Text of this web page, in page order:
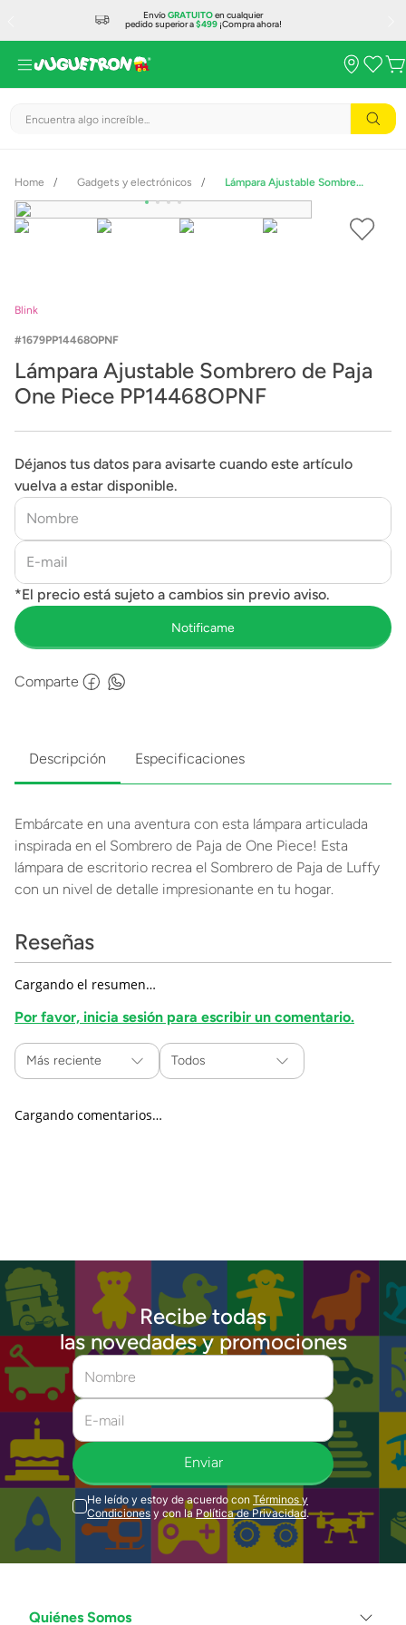
EnvíoGRATUITOen cualquier
pedido superior a$499¡Compra ahora!
Encuentra algo increíble...
Gadgets y electrónicos Lámpara Ajustable Sombrero de Paja One Piece PP14468OPNF
Blink
1679PP14468OPNF
Lámpara Ajustable Sombrero de Paja
One Piece PP14468OPNF
Déjanos tus datos para avisarte cuando este artículo
vuelva a estar disponible.
Comparte
Descripción Especificaciones
Embárcate en una aventura con esta lámpara articulada
inspirada en el Sombrero de Paja de One Piece! Esta
lámpara de escritorio recrea el Sombrero de Paja de Luffy
con un nivel de detalle impresionante en tu hogar.
Reseñas
Cargando el resumen…
Por favor, inicia sesión para escribir un comentario.
Más reciente Todos
Cargando comentarios…
Recibe todas
las novedades y promociones
Enviar
He leído y estoy de acuerdo con Términos y
Condiciones y con la Política de Privacidad.
Quiénes Somos